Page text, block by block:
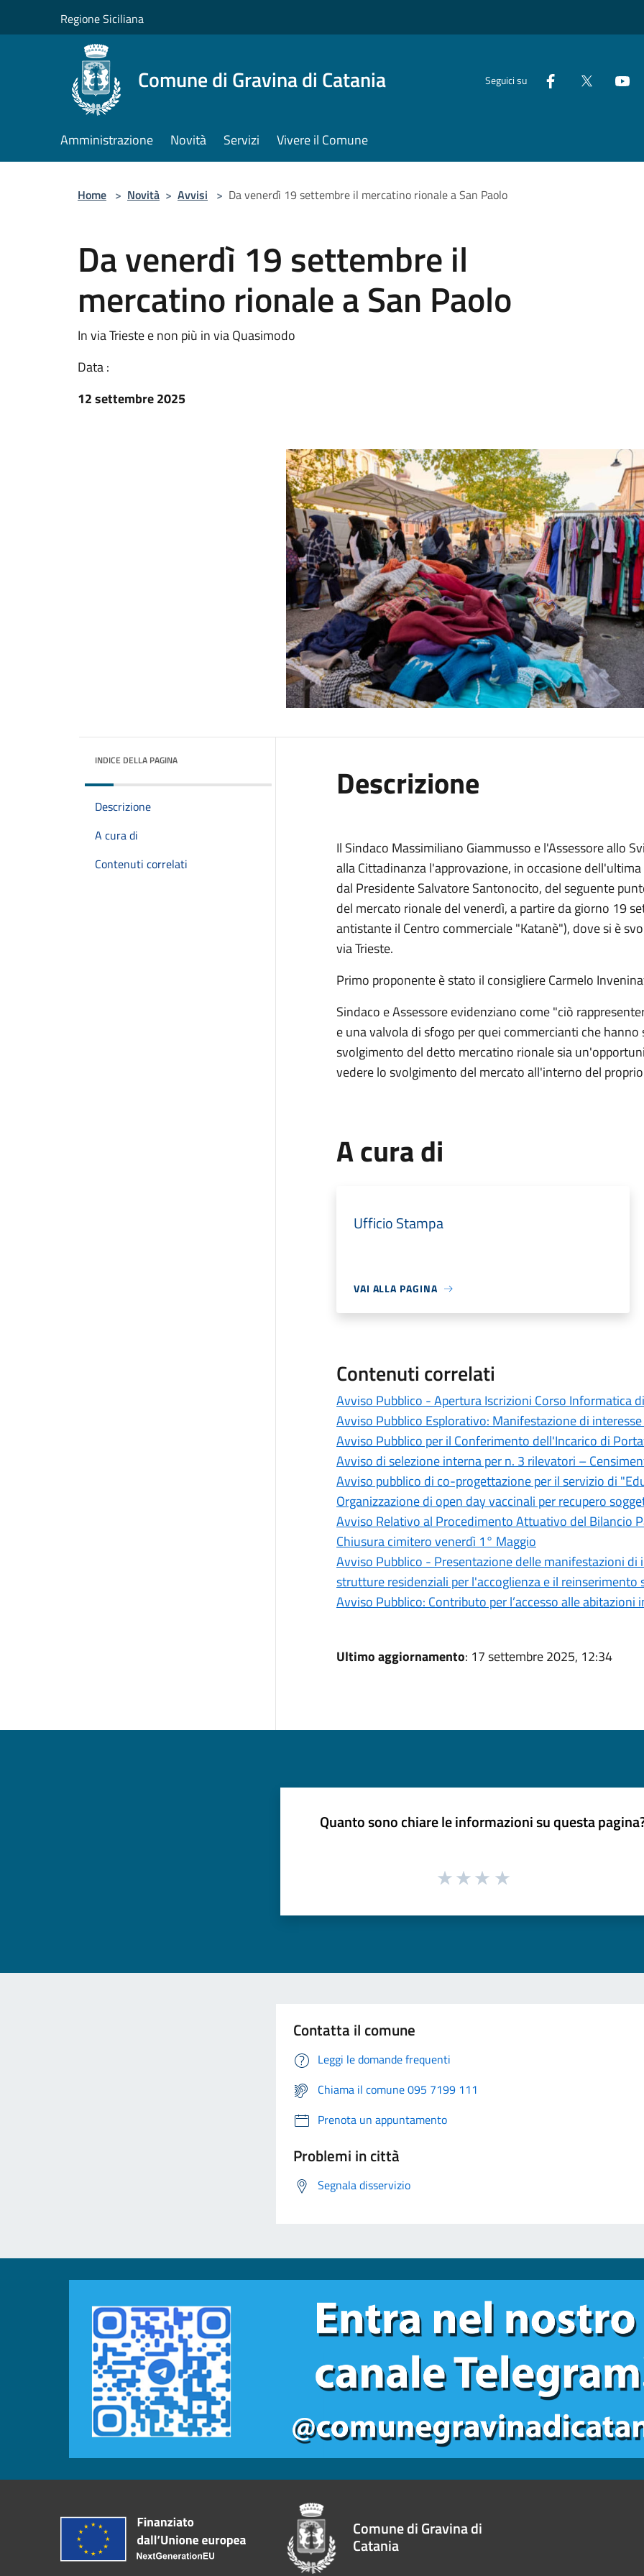
Regione Siciliana
Comune di Gravina di Catania Seguici su
Amministrazione Novità Servizi Vivere il Comune
Home > Novità > Avvisi > Da venerdì 19 settembre il mercatino rionale a San Paolo
Da venerdì 19 settembre il
mercatino rionale a San Paolo
In via Trieste e non più in via Quasimodo
Data :
12 settembre 2025
INDICE DELLA PAGINA
Descrizione
A cura di
Contenuti correlati
Descrizione
Il Sindaco Massimiliano Giammusso e l'Assessore allo
alla Cittadinanza l'approvazione, in occasione
dal Presidente Salvatore Santonocito, del seguente
del mercato rionale del venerdì, a partire da giorno 19
antistante il Centro commerciale "Katanè"), dove si è
via Trieste.
Primo proponente è stato il consigliere Carmelo
Sindaco e Assessore evidenziano come "ciò
e una valvola di sfogo per quei commercianti che
svolgimento del detto mercatino rionale sia
vedere lo svolgimento del mercato all'interno del
A cura di
Ufficio Stampa
VAI ALLA PAGINA
Contenuti correlati
Avviso Pubblico - Apertura Iscrizioni Corso Informatica
Avviso Pubblico Esplorativo: Manifestazione di
Avviso Pubblico per il Conferimento dell'Incarico di
Avviso di selezione interna per n. 3 rilevatori –
Avviso pubblico di co-progettazione per il servizio di
Organizzazione di open day vaccinali per recupero
Avviso Relativo al Procedimento Attuativo del Bilancio
Chiusura cimitero venerdì 1° Maggio
Avviso Pubblico - Presentazione delle manifestazioni
strutture residenziali per l'accoglienza e il
Avviso Pubblico: Contributo per l’accesso alle abitazioni
Ultimo aggiornamento: 17 settembre 2025, 12:34
Quanto sono chiare le informazioni su questa
Contatta il comune
Leggi le domande frequenti
Chiama il comune 095 7199 111
Prenota un appuntamento
Problemi in città
Segnala disservizio
Comune di Gravina di
Catania